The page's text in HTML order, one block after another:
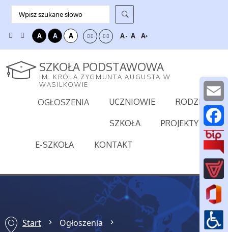
A A A A- A A+
SZKOŁA PODSTAWOWA
IM. KRÓLA ZYGMUNTA AUGUSTA W
WASILKOWIE
OGŁOSZENIA UCZNIOWIE RODZICE
SZKOŁA PROJEKTY
E-SZKOŁA KONTAKT
Start
Ogłoszenia
E
m
a
F
a
c
e
b